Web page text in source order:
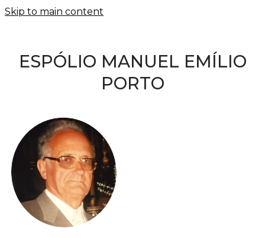
Skip to main content
ESPÓLIO MANUEL EMÍLIO
PORTO